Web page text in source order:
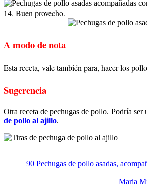
14. Buen provecho.
A modo de nota
Esta receta, vale también para, hacer los
Sugerencia
Otra receta de pechugas de pollo. Podría ser
de pollo al ajillo.
90 Pechugas de pollo asadas,
Maria